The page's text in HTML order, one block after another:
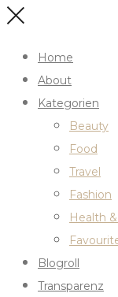
Home
About
Kategorien
Beauty
Food
Travel
Fashion
Health
Blogroll
Transparenz